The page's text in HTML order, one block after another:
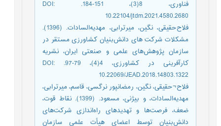
فناوری، 8(3)، 151-184. DOI:
10.22104/jtdm.2021.4580.2680
فلاح‌حقیقی، نگین، میرترابی، مهدیه‌السادات. (1396).
مشکلات شرکت های دانش‌بنیان کشاورزی مستقر در
سازمان پژوهش‌های علمی و صنعتی ایران، نشریه
کارآفرینی در کشاورزی، 4(4)، 79-97. DOI:
10.22069/JEAD.2018.14803.1322
فلاح¬حقیقی، نگین، رمضانپور نرگسی، قاسم، میرترابی،
مهدیه‌السادات، و بیژنی، مسعود. (1399). نقاط قوت،
ضعف، فرصت‌ها و تهدیدهای راه‌اندازی شرکت‌های
دانش‌بنیان توسط اعضای هیأت علمی سازمان